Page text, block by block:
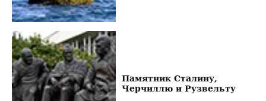
Памятник Сталину,
Черчиллю и Рузвельту